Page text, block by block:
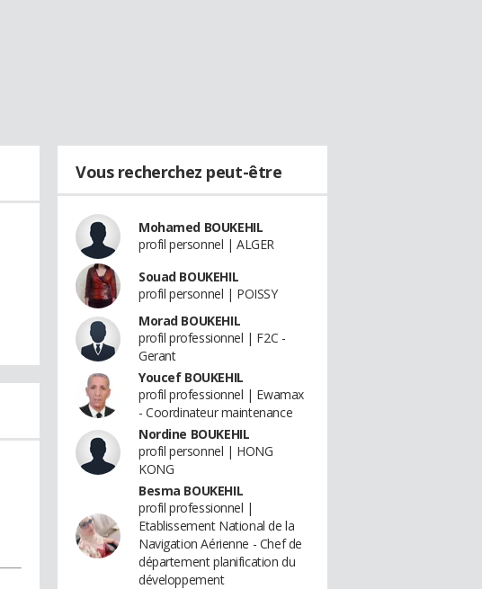
Vous recherchez peut-être
Mohamed BOUKEHIL
profil personnel | ALGER
Souad BOUKEHIL
profil personnel | POISSY
Morad BOUKEHIL
profil professionnel | F2C -
Gerant
Youcef BOUKEHIL
profil professionnel | Ewamax
- Coordinateur maintenance
Nordine BOUKEHIL
profil personnel | HONG
KONG
Besma BOUKEHIL
profil professionnel |
Etablissement National de la
Navigation Aérienne - Chef de
département planification du
développement